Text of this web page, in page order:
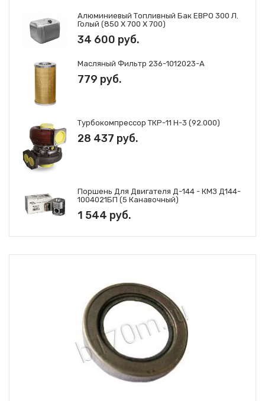
Алюминиевый Топливный Бак ЕВРО 300 Л.
Голый (850 Х 700 Х 700)
34 600 руб.
Масляный Фильтр 236-1012023-А
779 руб.
Турбокомпрессор ТКР-11 Н-3 (92.000)
28 437 руб.
Поршень Для Двигателя Д-144 - КМЗ Д144-
1004021БП (5 Канавочный)
1 544 руб.